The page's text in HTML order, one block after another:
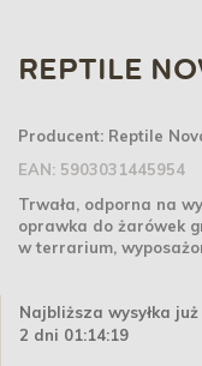
REPTILE
Producent: Reptile
EAN: 5903031445954
Trwała, odporna na
oprawka do żarówek
w terrarium,
Najbliższa wysyłka
2 dni 01:14:19